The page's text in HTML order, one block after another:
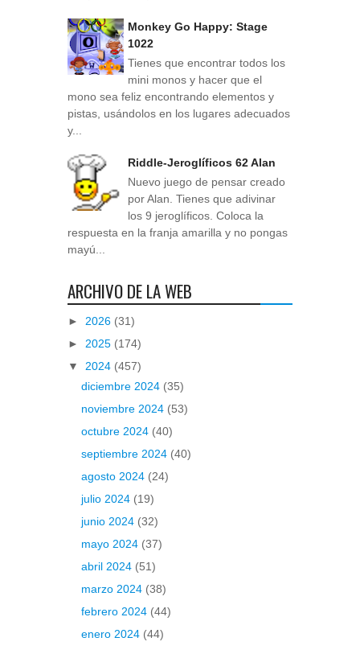
Monkey Go Happy: Stage
1022
Tienes que encontrar todos los
mini monos y hacer que el
mono sea feliz encontrando elementos y
pistas, usándolos en los lugares adecuados
y...
Riddle-Jeroglíficos 62 Alan
Nuevo juego de pensar creado
por Alan. Tienes que adivinar
los 9 jeroglíficos. Coloca la
respuesta en la franja amarilla y no pongas
mayú...
ARCHIVO DE LA WEB
► 2026 (31)
► 2025 (174)
▼ 2024 (457)
diciembre 2024 (35)
noviembre 2024 (53)
octubre 2024 (40)
septiembre 2024 (40)
agosto 2024 (24)
julio 2024 (19)
junio 2024 (32)
mayo 2024 (37)
abril 2024 (51)
marzo 2024 (38)
febrero 2024 (44)
enero 2024 (44)